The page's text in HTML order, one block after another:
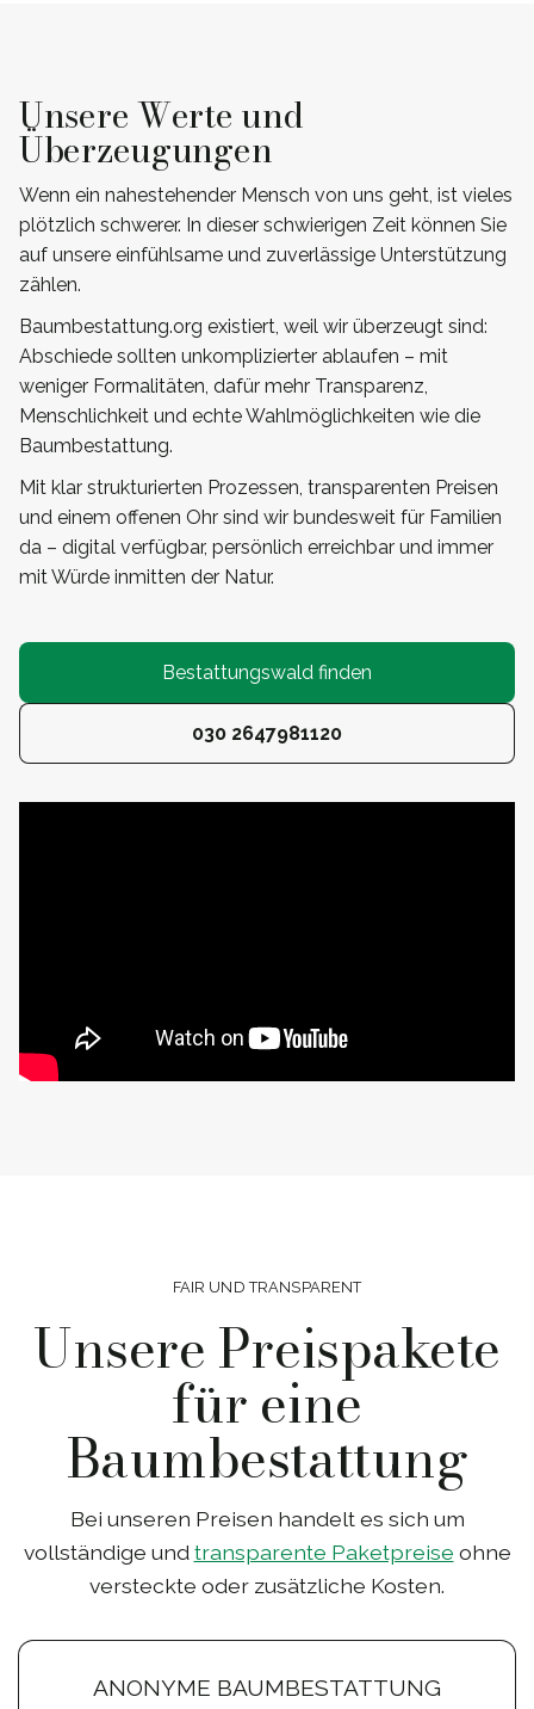
Unsere Werte und
Überzeugungen
Wenn ein nahestehender Mensch von uns geht, ist vieles
plötzlich schwerer. In dieser schwierigen Zeit können Sie
auf unsere einfühlsame und zuverlässige Unterstützung
zählen.
Baumbestattung.org existiert, weil wir überzeugt sind:
Abschiede sollten unkomplizierter ablaufen – mit
weniger Formalitäten, dafür mehr Transparenz,
Menschlichkeit und echte Wahlmöglichkeiten wie die
Baumbestattung.
Mit klar strukturierten Prozessen, transparenten Preisen
und einem offenen Ohr sind wir bundesweit für Familien
da – digital verfügbar, persönlich erreichbar und immer
mit Würde inmitten der Natur.
Bestattungswald finden
030 2647981120
FAIR UND TRANSPARENT
Unsere Preispakete
für eine
Baumbestattung
Bei unseren Preisen handelt es sich um
vollständige und transparente Paketpreise ohne
versteckte oder zusätzliche Kosten.
ANONYME BAUMBESTATTUNG